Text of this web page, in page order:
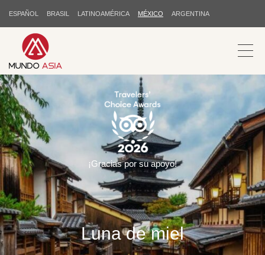
ESPAÑOL BRASIL LATINOAMÉRICA MÉXICO ARGENTINA
Luna de miel
¡Gracias por su apoyo!